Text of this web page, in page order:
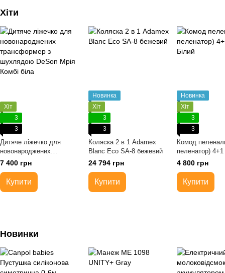
Хіти
Хіт
3
3
Дитяче ліжечко для
новонароджених
трансформер з шухлядою
DeSon Мрія Комбі біла
7 400 грн
Купити
Новинка
Хіт
3
3
Коляска 2 в 1 Adamex
Blanc Eco SA-8 бежевий
24 794 грн
Купити
Новинка
Хіт
3
3
Комод
пеленатор)
Білий
4 800 грн
Купити
Новинки